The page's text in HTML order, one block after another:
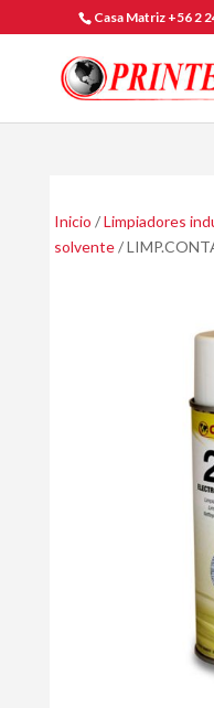
Casa Matriz +56 2
Inicio /Limpiadores
solvente/